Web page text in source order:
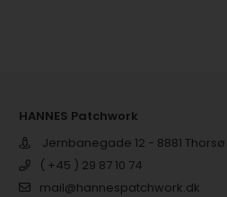
HANNES Patchwork
Jernbanegade 12 - 8881 Thorsø
( +45 ) 29 87 10 74
mail@hannespatchwork.dk